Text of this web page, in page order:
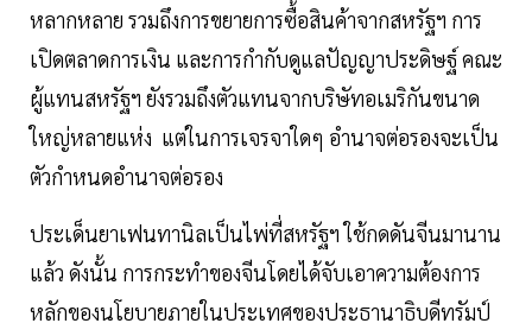
หลากหลาย รวมถึงการขยายการซื้อสินค้าจากสหรัฐฯ การ
เปิดตลาดการเงิน และการกำกับดูแลปัญญาประดิษฐ์ คณะ
ผู้แทนสหรัฐฯ ยังรวมถึงตัวแทนจากบริษัทอเมริกันขนาด
ใหญ่หลายแห่ง แต่ในการเจรจาใดๆ อำนาจต่อรองจะเป็น
ตัวกำหนดอำนาจต่อรอง
ประเด็นยาเฟนทานิลเป็นไพ่ที่สหรัฐฯ ใช้กดดันจีนมานาน
แล้ว ดังนั้น การกระทำของจีนโดยได้จับเอาความต้องการ
หลักของนโยบายภายในประเทศของประธานาธิบดีทรัมป์